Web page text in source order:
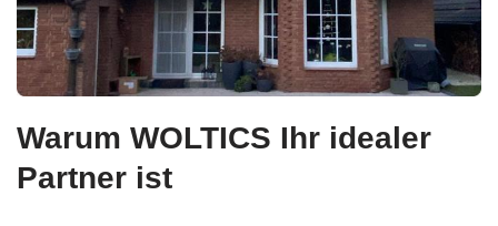
Warum WOLTICS Ihr idealer
Partner ist